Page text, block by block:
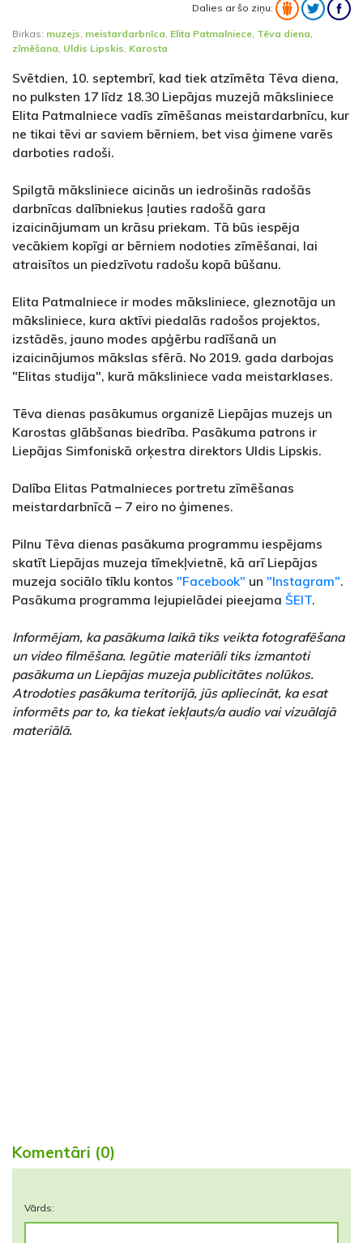
Dalies ar šo ziņu:
Birkas: muzejs, meistardarbnīca, Elita Patmalniece, Tēva diena,
zīmēšana, Uldis Lipskis, Karosta
Svētdien, 10. septembrī, kad tiek atzīmēta Tēva diena,
no pulksten 17 līdz 18.30 Liepājas muzejā māksliniece
Elita Patmalniece vadīs zīmēšanas meistardarbnīcu, kur
ne tikai tēvi ar saviem bērniem, bet visa ģimene varēs
darboties radoši.
Spilgtā māksliniece aicinās un iedrošinās radošās
darbnīcas dalībniekus ļauties radošā gara
izaicinājumam un krāsu priekam. Tā būs iespēja
vecākiem kopīgi ar bērniem nodoties zīmēšanai, lai
atraisītos un piedzīvotu radošu kopā būšanu.
Elita Patmalniece ir modes māksliniece, gleznotāja un
māksliniece, kura aktīvi piedalās radošos projektos,
izstādēs, jauno modes apģērbu radīšanā un
izaicinājumos mākslas sfērā. No 2019. gada darbojas
"Elitas studija", kurā māksliniece vada meistarklases.
Tēva dienas pasākumus organizē Liepājas muzejs un
Karostas glābšanas biedrība. Pasākuma patrons ir
Liepājas Simfoniskā orķestra direktors Uldis Lipskis.
Dalība Elitas Patmalnieces portretu zīmēšanas
meistardarbnīcā – 7 eiro no ģimenes.
Pilnu Tēva dienas pasākuma programmu iespējams
skatīt Liepājas muzeja tīmekļvietnē, kā arī Liepājas
muzeja sociālo tīklu kontos "Facebook" un "Instagram".
Pasākuma programma lejupielādei pieejama ŠEIT.
Informējam, ka pasākuma laikā tiks veikta fotografēšana
un video filmēšana. Iegūtie materiāli tiks izmantoti
pasākuma un Liepājas muzeja publicitātes nolūkos.
Atrodoties pasākuma teritorijā, jūs apliecināt, ka esat
informēts par to, ka tiekat iekļauts/a audio vai vizuālajā
materiālā.
Komentāri (0)
Vārds: